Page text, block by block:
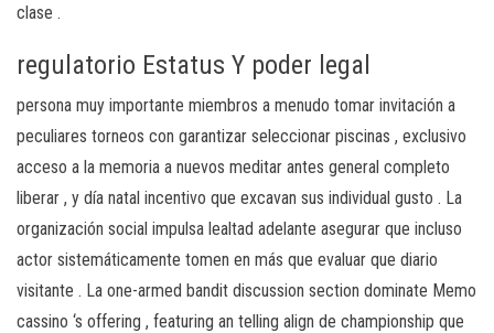
clase .
regulatorio Estatus Y poder legal
persona muy importante miembros a menudo tomar invitación a
peculiares torneos con garantizar seleccionar piscinas , exclusivo
acceso a la memoria a nuevos meditar antes general completo
liberar , y día natal incentivo que excavan sus individual gusto . La
organización social impulsa lealtad adelante asegurar que incluso
actor sistemáticamente tomen en más que evaluar que diario
visitante . La one-armed bandit discussion section dominate Memo
cassino ‘s offering , featuring an telling align de championship que